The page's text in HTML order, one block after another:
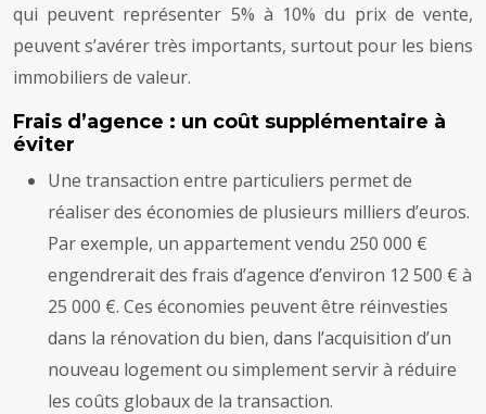
qui peuvent représenter 5% à 10% du prix de vente,
peuvent s’avérer très importants, surtout pour les biens
immobiliers de valeur.
Frais d’agence : un coût supplémentaire à
éviter
Une transaction entre particuliers permet de
réaliser des économies de plusieurs milliers d’euros.
Par exemple, un appartement vendu 250 000 €
engendrerait des frais d’agence d’environ 12 500 € à
25 000 €. Ces économies peuvent être réinvesties
dans la rénovation du bien, dans l’acquisition d’un
nouveau logement ou simplement servir à réduire
les coûts globaux de la transaction.